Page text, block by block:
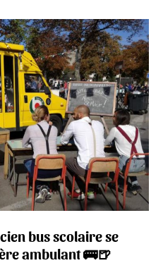
bus scolaire se
ambulant 🚌🍺